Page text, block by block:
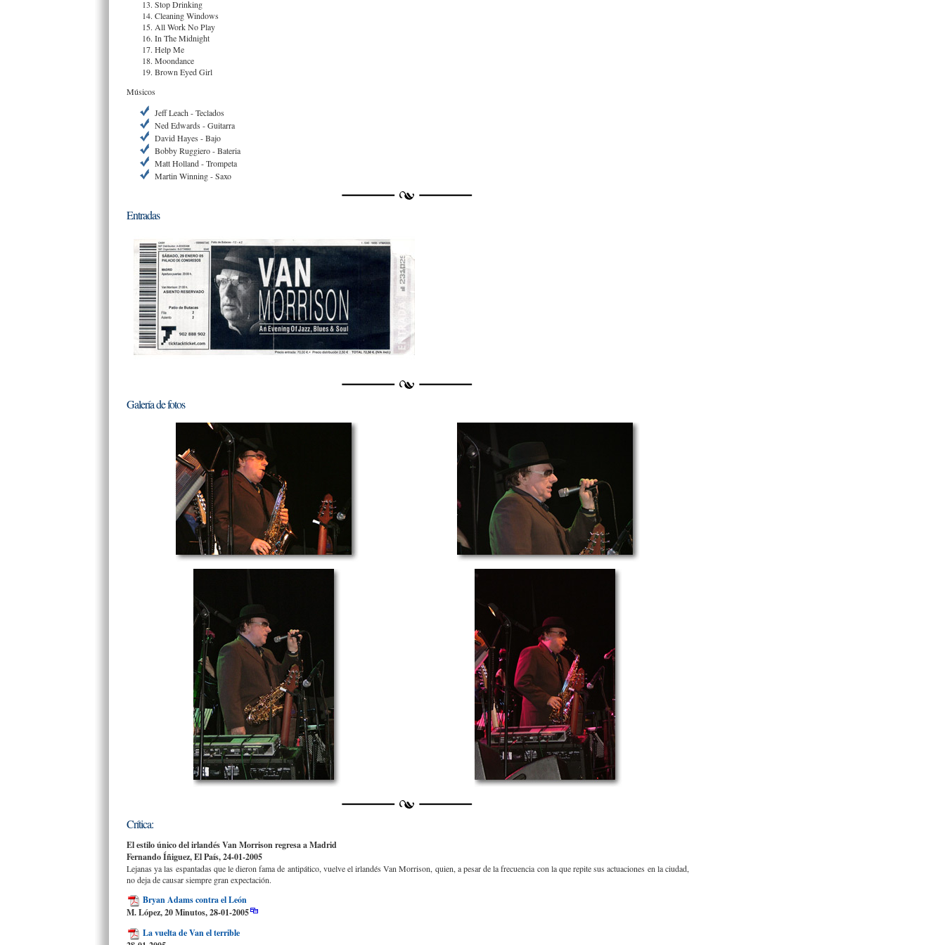
Stop Drinking
Cleaning Windows
All Work No Play
In The Midnight
Help Me
Moondance
Brown Eyed Girl
Músicos
Jeff Leach - Teclados
Ned Edwards - Guitarra
David Hayes - Bajo
Bobby Ruggiero - Bateria
Matt Holland - Trompeta
Martin Winning - Saxo
Entradas
Galería de fotos
Crítica:
El estilo único del irlandés Van Morrison regresa a Madrid
Fernando Íñiguez, El País, 24-01-2005
Lejanas ya las espantadas que le dieron fama de antipático, vuelve el irlandés Van Morrison, quien, a pesar de la frecuencia con la que repite sus actuaciones en la ciudad,
no deja de causar siempre gran expectación.
Bryan Adams contra el León
M. López, 20 Minutos, 28-01-2005
La vuelta de Van el terrible